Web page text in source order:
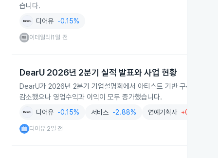
습니다.
디어유 -0.15%
이데일리 |1일 전
DearU 2026년 2분기 실적 발표와 사업 현황
DearU가 2026년 2분기 기업설명회에서 아티스트 기반 구독 서비스
감소했으나 영업수익과 이익이 모두 증가했습니다.
디어유 -0.15% 서비스 -2.88% 연예기획사 +0.78%
디어유 2일 전